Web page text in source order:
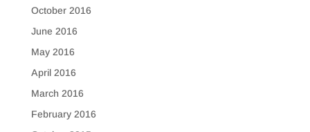
October 2016
June 2016
May 2016
April 2016
March 2016
February 2016